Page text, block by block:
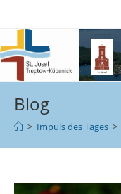
Blog
> Impuls des Tages >